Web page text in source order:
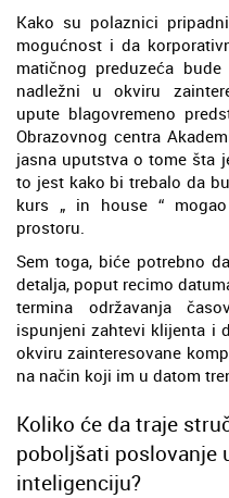
Kako su polaznici
mogućnost i da
matičnog preduzeća
nadležni u okviru
upute blagovremeno
Obrazovnog centra
jasna uputstva o tome šta
to jest kako bi trebalo da
kurs „ in house “
prostoru.
Sem toga, biće potrebno
detalja, poput recimo
termina održavanja
ispunjeni zahtevi klijenta i
okviru zainteresovane
na način koji im u datom
Koliko će da traje
poboljšati poslovanje
inteligenciju?